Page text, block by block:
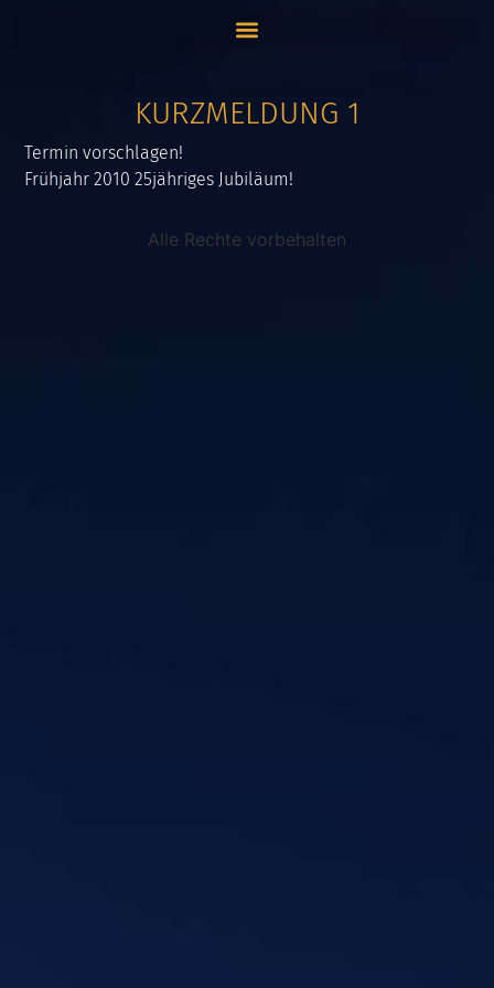
KURZMELDUNG 1
Termin vorschlagen!
Frühjahr 2010 25jähriges Jubiläum!
Alle Rechte vorbehalten